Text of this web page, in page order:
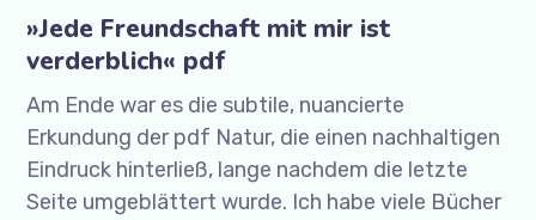
»Jede Freundschaft mit mir ist
verderblich« pdf
Am Ende war es die subtile, nuancierte
Erkundung der pdf Natur, die einen nachhaltigen
Eindruck hinterließ, lange nachdem die letzte
Seite umgeblättert wurde. Ich habe viele Bücher